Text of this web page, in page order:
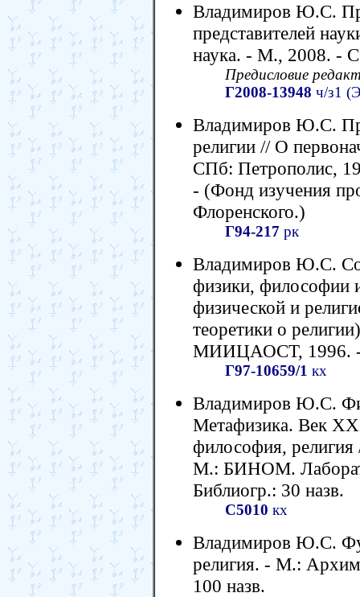
Владимиров Ю.С.
представителей
наука. - М., 2008. -
Предисловие
Г2008-13948 ч/з1
Владимиров Ю.С.
религии // О
СПб: Петрополис,
- (Фонд изучения
Флоренского.)
Г94-217 рк
Владимиров Ю.С.
физики, философии
физической и
теоретики о
МИИЦАОСТ, 1996. -
Г97-10659/1 кх
Владимиров Ю.С.
Метафизика. Век
философия,
М.: БИНОМ.
Библиогр.: 30 назв.
С5010 кх
Владимиров Ю.С.
религия. - М.:
100 назв.